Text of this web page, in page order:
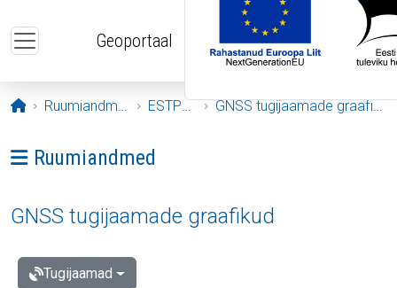
Geoportaal
Avaleht
Ruumiandmed ESTPOS GNSS tugijaamade graafikud
Ava menüü: Ruumiandmed
Ruumiandmed
GNSS tugijaamade graafikud
Tugijaamad